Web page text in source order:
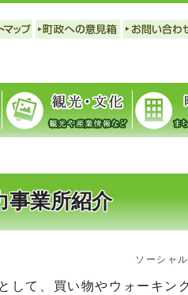
事業所紹介
ソーシャ
て、買い物やウォーキン